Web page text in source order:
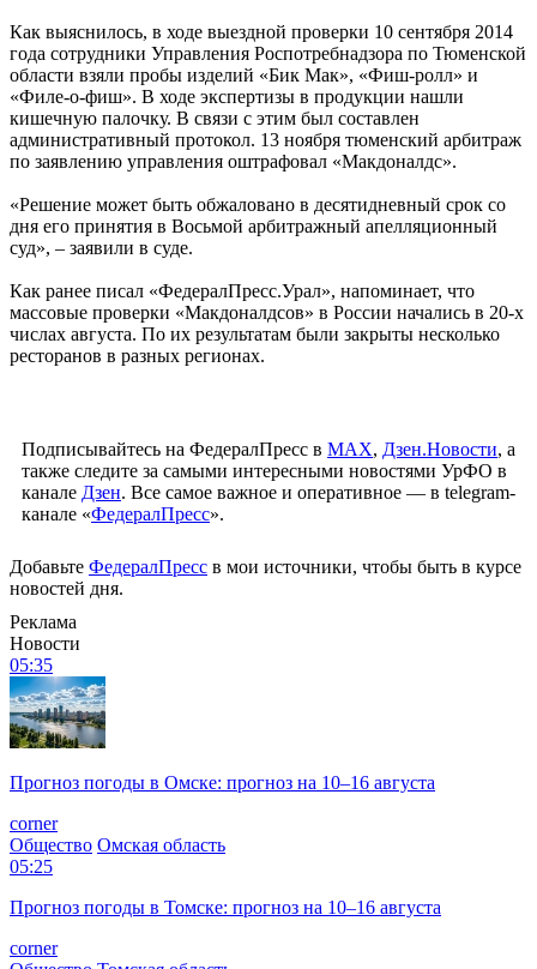
Как выяснилось, в ходе выездной проверки 10 сентября 2014
года сотрудники Управления Роспотребнадзора по Тюменской
области взяли пробы изделий «Бик Мак», «Фиш-ролл» и
«Филе-о-фиш». В ходе экспертизы в продукции нашли
кишечную палочку. В связи с этим был составлен
административный протокол. 13 ноября тюменский арбитраж
по заявлению управления оштрафовал «Макдоналдс».
«Решение может быть обжаловано в десятидневный срок со
дня его принятия в Восьмой арбитражный апелляционный
суд», – заявили в суде.
Как ранее писал «ФедералПресс.Урал», напоминает, что
массовые проверки «Макдоналдсов» в России начались в 20-х
числах августа. По их результатам были закрыты несколько
ресторанов в разных регионах.
Подписывайтесь на ФедералПресс в МАХ, Дзен.Новости, а
также следите за самыми интересными новостями УрФО в
канале Дзен. Все самое важное и оперативное — в telegram-
канале «ФедералПресс».
Добавьте ФедералПресс в мои источники, чтобы быть в курсе
новостей дня.
Реклама
Новости
05:35
Прогноз погоды в Омске: прогноз на 10–16 августа
corner
Общество Омская область
05:25
Прогноз погоды в Томске: прогноз на 10–16 августа
corner